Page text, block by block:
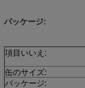
パッケージ:
項目いいえ:
缶のサイズ:
パッケージ: